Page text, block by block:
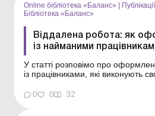
Online бібліотека «Баланс» |
Бібліотека «Баланс»
Віддалена робота: як
із найманими
У статті розповімо про
із працівниками, які виконують
«Режими роботи та робочого
суб’єкта господарювання
0 0 32